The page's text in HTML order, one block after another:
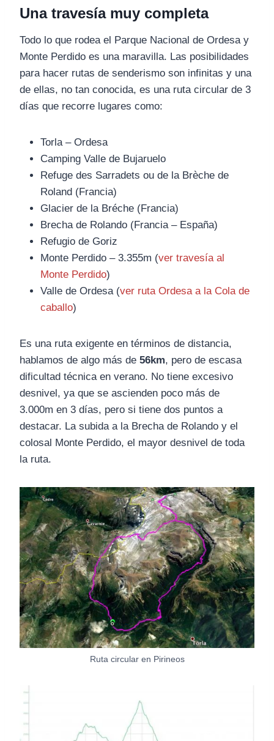
Una travesía muy completa
Todo lo que rodea el Parque Nacional de Ordesa y
Monte Perdido es una maravilla. Las posibilidades
para hacer rutas de senderismo son infinitas y una
de ellas, no tan conocida, es una ruta circular de 3
días que recorre lugares como:
Torla – Ordesa
Camping Valle de Bujaruelo
Refuge des Sarradets ou de la Brèche de
Roland (Francia)
Glacier de la Bréche (Francia)
Brecha de Rolando (Francia – España)
Refugio de Goriz
Monte Perdido – 3.355m (ver travesía al
Monte Perdido)
Valle de Ordesa (ver ruta Ordesa a la Cola de
caballo)
Es una ruta exigente en términos de distancia,
hablamos de algo más de 56km, pero de escasa
dificultad técnica en verano. No tiene excesivo
desnivel, ya que se ascienden poco más de
3.000m en 3 días, pero si tiene dos puntos a
destacar. La subida a la Brecha de Rolando y el
colosal Monte Perdido, el mayor desnivel de toda
la ruta.
Ruta circular en Pirineos